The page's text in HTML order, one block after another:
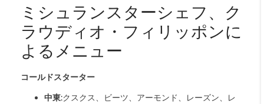
ミシュランスターシェフ、ク
ラウディオ・フィリッポンに
よるメニュー
コールドスターター
中東:クスクス、ビーツ、アーモンド、レーズン、レ